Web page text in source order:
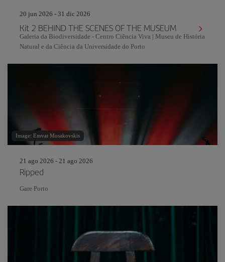
20 jun 2026 - 31 dic 2026
Kit 2 BEHIND THE SCENES OF THE MUSEUM
Galeria da Biodiversidade - Centro Ciência Viva | Museu de História
Natural e da Ciência da Universidade do Porto
Image: Emvat Mosakovskis
21 ago 2026 - 21 ago 2026
Ripped
Gare Porto